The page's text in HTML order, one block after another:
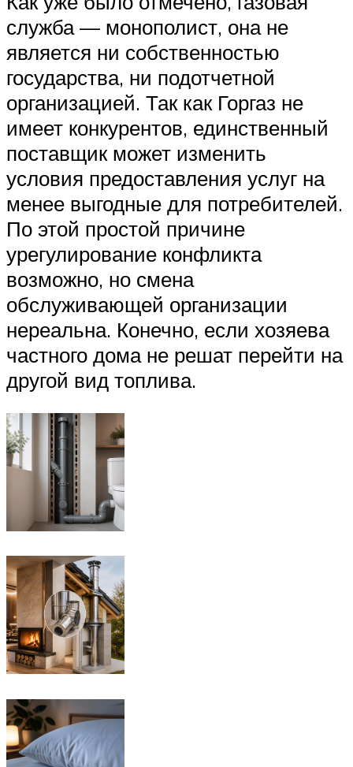
служба — монополист, она не
является ни собственностью
государства, ни подотчетной
организацией. Так как Горгаз не
имеет конкурентов, единственный
поставщик может изменить
условия предоставления услуг на
менее выгодные для потребителей.
По этой простой причине
урегулирование конфликта
возможно, но смена
обслуживающей организации
нереальна. Конечно, если хозяева
частного дома не решат перейти на
другой вид топлива.